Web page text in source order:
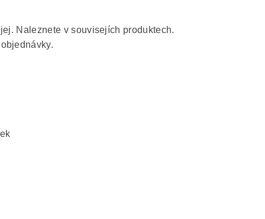
Naleznete v souvisejích produktech.